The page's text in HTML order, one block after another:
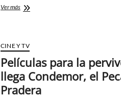
Ver másJack
monstruos
de
rayos
cósmicos:
Cien
años
CINE Y TV
Películas para la
llega Condemor, el
Pradera